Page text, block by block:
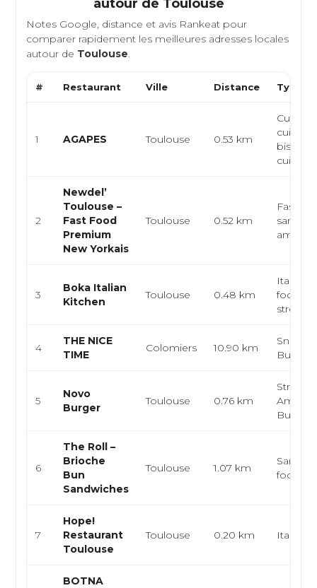
autour de Toulouse
Notes Google, distance et avis Rankeat pour
comparer rapidement les meilleures adresses locales
autour de Toulouse.
# Restaurant Ville Distance Type
1 AGAPES Toulouse 0.53 km
Cuisine
cuisine
cuisine
2
Newdel’
Toulouse –
Fast Food
Premium
New Yorkais
Toulouse 0.52 km
Fast
3
Boka Italian
Kitchen
Toulouse 0.48 km
street
4
THE NICE
TIME
Colomiers 10.90 km
Snack,
Burger,
5
Novo
Burger
Toulouse 0.76 km
Street-
Burger
6
The Roll –
Brioche
Bun
Sandwiches
Toulouse 1.07 km
food,
7
Hope!
Restaurant
Toulouse
Toulouse 0.20 km
BOTNA